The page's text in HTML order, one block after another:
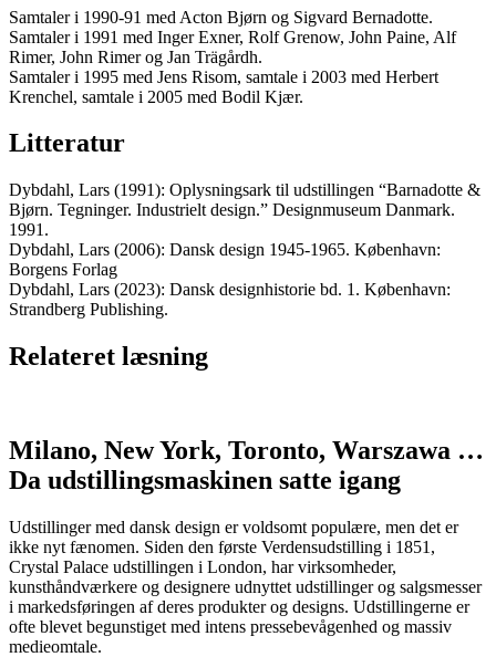
Samtaler i 1990-91 med Acton Bjørn og Sigvard Bernadotte.
Samtaler i 1991 med Inger Exner, Rolf Grenow, John Paine, Alf
Rimer, John Rimer og Jan Trägårdh.
Samtaler i 1995 med Jens Risom, samtale i 2003 med Herbert
Krenchel, samtale i 2005 med Bodil Kjær.
Litteratur
Dybdahl, Lars (1991): Oplysningsark til udstillingen “Barnadotte &
Bjørn. Tegninger. Industrielt design.” Designmuseum Danmark.
1991.
Dybdahl, Lars (2006): Dansk design 1945-1965. København:
Borgens Forlag
Dybdahl, Lars (2023): Dansk designhistorie bd. 1. København:
Strandberg Publishing.
Relateret læsning
Milano, New York, Toronto, Warszawa …
Da udstillingsmaskinen satte igang
Udstillinger med dansk design er voldsomt populære, men det er
ikke nyt fænomen. Siden den første Verdensudstilling i 1851,
Crystal Palace udstillingen i London, har virksomheder,
kunsthåndværkere og designere udnyttet udstillinger og salgsmesser
i markedsføringen af deres produkter og designs. Udstillingerne er
ofte blevet begunstiget med intens pressebevågenhed og massiv
medieomtale.